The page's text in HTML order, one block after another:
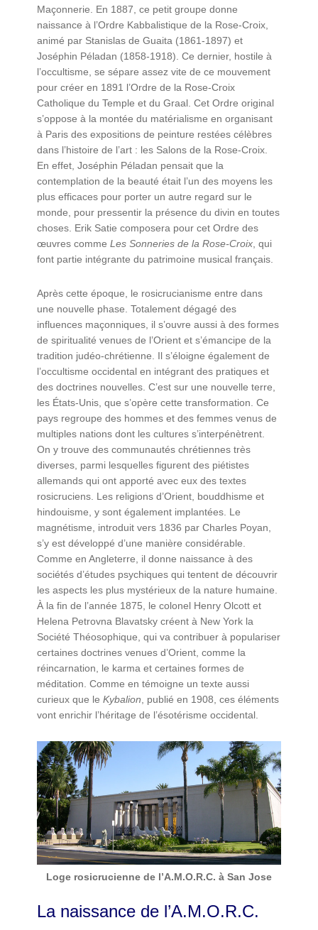
Maçonnerie. En 1887, ce petit groupe donne
naissance à l’Ordre Kabbalistique de la Rose-Croix,
animé par Stanislas de Guaita (1861-1897) et
Joséphin Péladan (1858-1918). Ce dernier, hostile à
l’occultisme, se sépare assez vite de ce mouvement
pour créer en 1891 l’Ordre de la Rose-Croix
Catholique du Temple et du Graal. Cet Ordre original
s’oppose à la montée du matérialisme en organisant
à Paris des expositions de peinture restées célèbres
dans l’histoire de l’art : les Salons de la Rose-Croix.
En effet, Joséphin Péladan pensait que la
contemplation de la beauté était l’un des moyens les
plus efficaces pour porter un autre regard sur le
monde, pour pressentir la présence du divin en toutes
choses. Erik Satie composera pour cet Ordre des
œuvres commeLes Sonneries de la Rose-Croix , qui
font partie intégrante du patrimoine musical français.
Après cette époque, le rosicrucianisme entre dans
une nouvelle phase. Totalement dégagé des
influences maçonniques, il s’ouvre aussi à des formes
de spiritualité venues de l’Orient et s’émancipe de la
tradition judéo-chrétienne. Il s’éloigne également de
l’occultisme occidental en intégrant des pratiques et
des doctrines nouvelles. C’est sur une nouvelle terre,
les États-Unis, que s’opère cette transformation. Ce
pays regroupe des hommes et des femmes venus de
multiples nations dont les cultures s’interpénètrent.
On y trouve des communautés chrétiennes très
diverses, parmi lesquelles figurent des piétistes
allemands qui ont apporté avec eux des textes
rosicruciens. Les religions d’Orient, bouddhisme et
hindouisme, y sont également implantées. Le
magnétisme, introduit vers 1836 par Charles Poyan,
s’y est développé d’une manière considérable.
Comme en Angleterre, il donne naissance à des
sociétés d’études psychiques qui tentent de découvrir
les aspects les plus mystérieux de la nature humaine.
À la fin de l’année 1875, le colonel Henry Olcott et
Helena Petrovna Blavatsky créent à New York la
Société Théosophique, qui va contribuer à populariser
certaines doctrines venues d’Orient, comme la
réincarnation, le karma et certaines formes de
méditation. Comme en témoigne un texte aussi
curieux que leKybalion , publié en 1908, ces éléments
vont enrichir l’héritage de l’ésotérisme occidental.
Loge rosicrucienne de l’A.M.O.R.C. à San Jose
La naissance de l’A.M.O.R.C.